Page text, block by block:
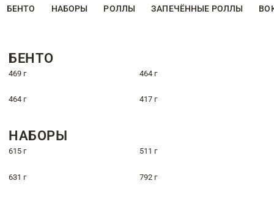
БЕНТО НАБОРЫ РОЛЛЫ ЗАПЕЧЁННЫЕ РОЛЛЫ
БЕНТО
469 г 464 г
464 г 417 г
НАБОРЫ
615 г 511 г
631 г 792 г